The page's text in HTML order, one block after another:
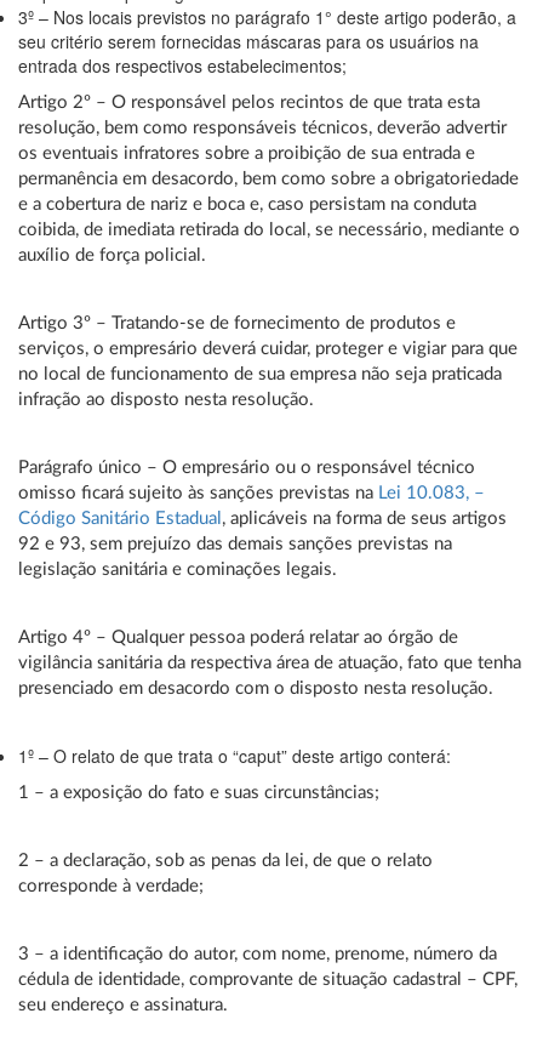
3º – Nos locais previstos no parágrafo 1° deste artigo poderão, a
seu critério serem fornecidas máscaras para os usuários na
entrada dos respectivos estabelecimentos;
Artigo 2º – O responsável pelos recintos de que trata esta
resolução, bem como responsáveis técnicos, deverão advertir
os eventuais infratores sobre a proibição de sua entrada e
permanência em desacordo, bem como sobre a obrigatoriedade
e a cobertura de nariz e boca e, caso persistam na conduta
coibida, de imediata retirada do local, se necessário, mediante o
auxílio de força policial.
Artigo 3º – Tratando-se de fornecimento de produtos e
serviços, o empresário deverá cuidar, proteger e vigiar para que
no local de funcionamento de sua empresa não seja praticada
infração ao disposto nesta resolução.
Parágrafo único – O empresário ou o responsável técnico
omisso ficará sujeito às sanções previstas na Lei 10.083, –
Código Sanitário Estadual , aplicáveis na forma de seus artigos
92 e 93, sem prejuízo das demais sanções previstas na
legislação sanitária e cominações legais.
Artigo 4º – Qualquer pessoa poderá relatar ao órgão de
vigilância sanitária da respectiva área de atuação, fato que tenha
presenciado em desacordo com o disposto nesta resolução.
1º – O relato de que trata o “caput” deste artigo conterá:
1 – a exposição do fato e suas circunstâncias;
2 – a declaração, sob as penas da lei, de que o relato
corresponde à verdade;
3 – a identificação do autor, com nome, prenome, número da
cédula de identidade, comprovante de situação cadastral – CPF,
seu endereço e assinatura.